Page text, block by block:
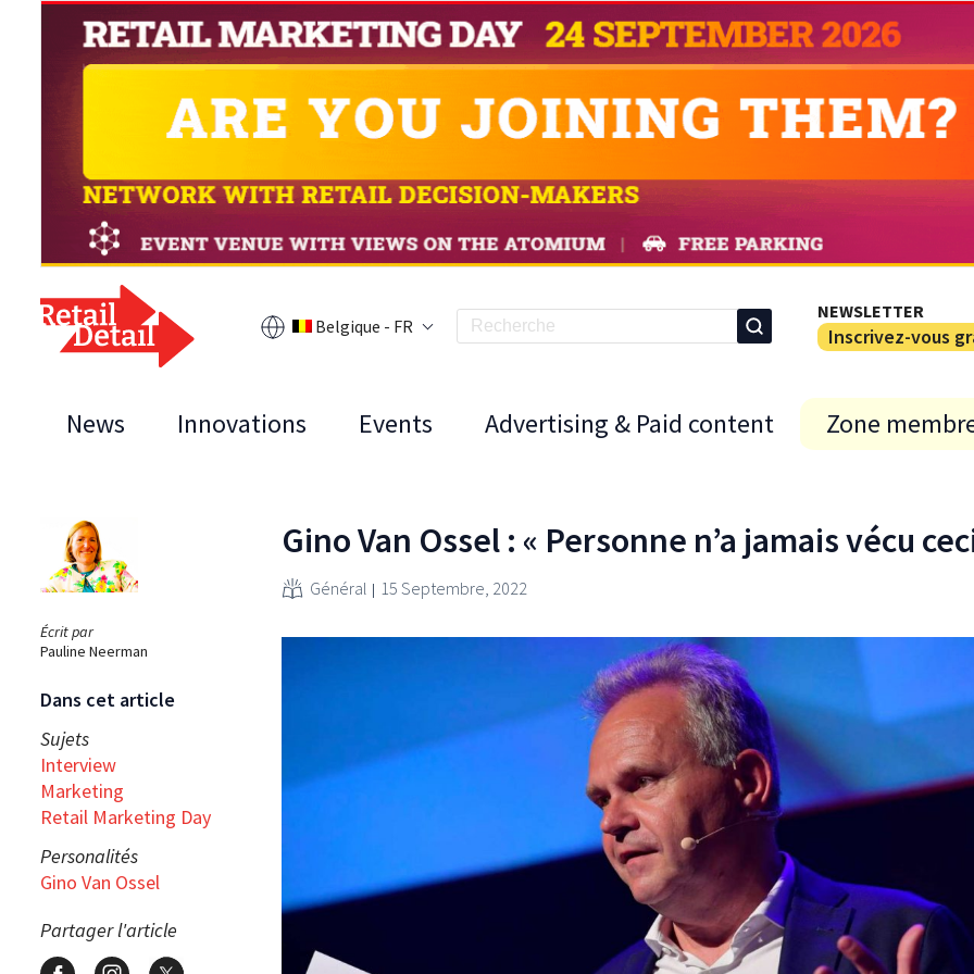
Belgique - FR
NEWSLETTER
Inscrivez-vous
News Innovations Events Advertising & Paid content Zone
Écrit par
Pauline Neerman
Dans cet article
Sujets
Interview
Marketing
Retail Marketing Day
Personalités
Gino Van Ossel
Partager l'article
Gino Van Ossel : « Personne n’a jamais vécu
Général 15 Septembre, 2022